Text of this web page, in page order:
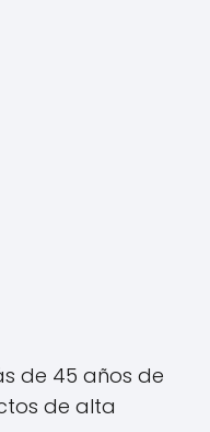
de 45 años de
de alta